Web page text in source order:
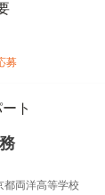
募
ト
都両洋高等学校